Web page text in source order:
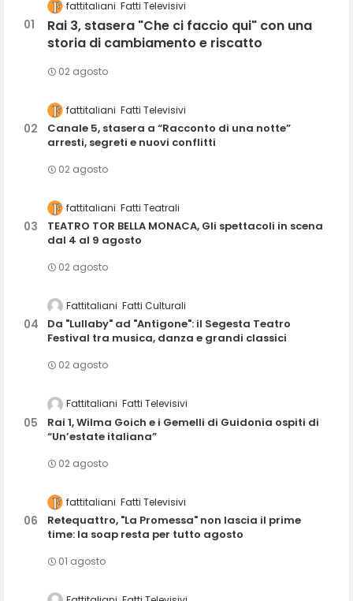
fattitaliani Fatti Televisivi
Rai 3, stasera "Che ci faccio qui" con una
storia di cambiamento e riscatto
02 agosto
fattitaliani Fatti Televisivi
Canale 5, stasera a “Racconto di una notte”
arresti, segreti e nuovi conflitti
02 agosto
fattitaliani Fatti Teatrali
TEATRO TOR BELLA MONACA, Gli spettacoli in scena
dal 4 al 9 agosto
02 agosto
Fattitaliani Fatti Culturali
Da "Lullaby" ad "Antigone": il Segesta Teatro
Festival tra musica, danza e grandi classici
02 agosto
Fattitaliani Fatti Televisivi
Rai 1, Wilma Goich e i Gemelli di Guidonia ospiti di
“Un’estate italiana”
02 agosto
fattitaliani Fatti Televisivi
Retequattro, "La Promessa" non lascia il prime
time: la soap resta per tutto agosto
01 agosto